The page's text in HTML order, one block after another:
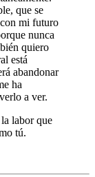
que se
mi futuro
nunca
quiero
está
abandonar
ha
a ver.
labor que
tú.